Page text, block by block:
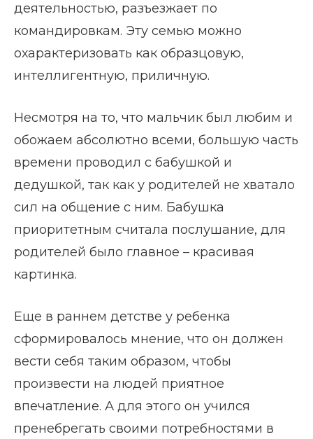
деятельностью, разъезжает по
командировкам. Эту семью можно
охарактеризовать как образцовую,
интеллигентную, приличную.
Несмотря на то, что мальчик был любим и
обожаем абсолютно всеми, большую часть
времени проводил с бабушкой и
дедушкой, так как у родителей не хватало
сил на общение с ним. Бабушка
приоритетным считала послушание, для
родителей было главное – красивая
картинка.
Еще в раннем детстве у ребенка
сформировалось мнение, что он должен
вести себя таким образом, чтобы
произвести на людей приятное
впечатление. А для этого он учился
пренебрегать своими потребностями в